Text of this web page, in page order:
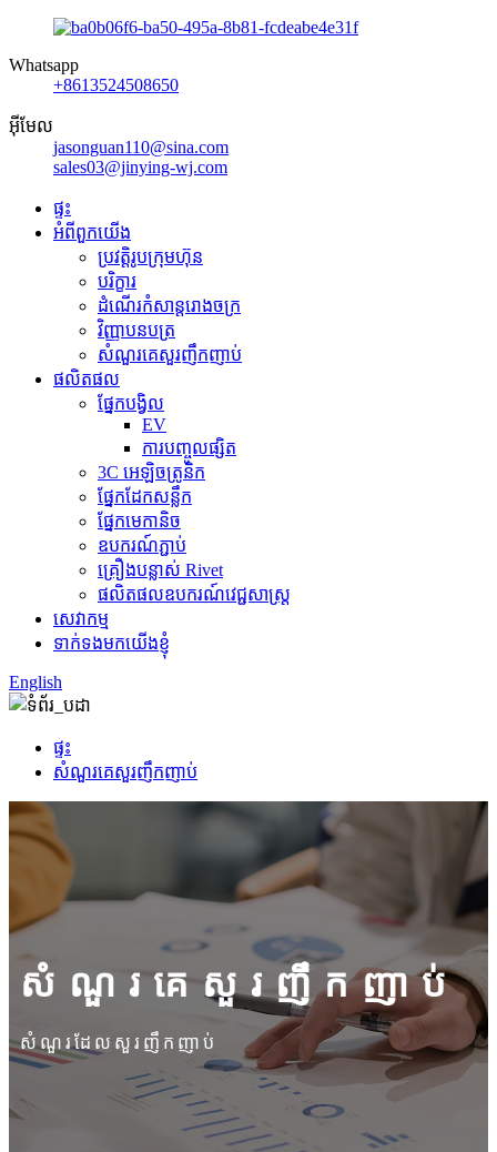
Whatsapp
+8613524508650
អ៊ីមែល
jasonguan110@sina.com
sales03@jinying-wj.com
ផ្ទះ
អំពីពួកយើង
ប្រវត្តិរូបក្រុមហ៊ុន
បរិក្ខារ
ដំណើរកំសាន្តរោងចក្រ
វិញ្ញាបនបត្រ
សំណួរគេសួរញឹកញាប់
ផលិតផល
ផ្នែកបង្វិល
EV
ការបញ្ចូលផ្សិត
3C អេឡិចត្រូនិក
ផ្នែកដែកសន្លឹក
ផ្នែកមេកានិច
ឧបករណ៍ភ្ជាប់
គ្រឿងបន្លាស់ Rivet
ផលិតផលឧបករណ៍វេជ្ជសាស្ត្រ
សេវាកម្ម
ទាក់ទងមកយើងខ្ញុំ
English
ផ្ទះ
សំណួរគេសួរញឹកញាប់
សំណួរគេសួរញឹកញាប់
សំណួរដែលសួរញឹកញាប់